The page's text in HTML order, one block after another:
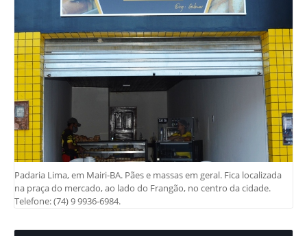
Padaria Lima, em Mairi-BA. Pães e massas em geral. Fica localizada
na praça do mercado, ao lado do Frangão, no centro da cidade.
Telefone: (74) 9 9936-6984.